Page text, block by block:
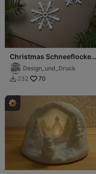
Christmas Schneeflocken
DekoDesign_und_Druck
 232 70